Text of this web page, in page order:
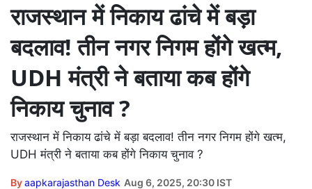
राजस्थान में निकाय ढांचे में बड़ा
बदलाव! तीन नगर निगम होंगे खत्म,
UDH मंत्री ने बताया कब होंगे
निकाय चुनाव ?
राजस्थान में निकाय ढांचे में बड़ा बदलाव! तीन नगर निगम होंगे खत्म,
UDH मंत्री ने बताया कब होंगे निकाय चुनाव ?
Byaapkarajasthan Desk Aug 6, 2025, 20:30 IST